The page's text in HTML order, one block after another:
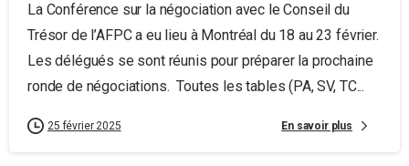
La Conférence sur la négociation avec le Conseil du
Trésor de l’AFPC a eu lieu à Montréal du 18 au 23 février.
Les délégués se sont réunis pour préparer la prochaine
ronde de négociations. Toutes les tables (PA, SV, TC...
25 février 2025 En savoir plus